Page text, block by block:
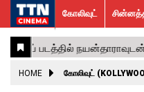
கோலிவுட்
சின்னத்திரை
பாலிவுட்
ஹாலிவுட்
அக்கம்
பக்கம்
ஸ்பெஷல்
ஸ்டோரீஸ்
விமர்சனம்
GALLERY
ACTRESS
VIDEOS
What’s
Hot
Trending
News
கோலிவுட்
HOME கோலிவுட்